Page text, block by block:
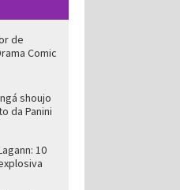
de
Comic
shoujo
da Panini
10